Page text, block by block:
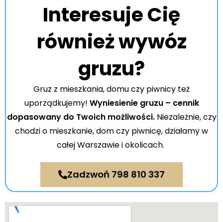
Interesuje Cię
również wywóz
gruzu?
Gruz z mieszkania, domu czy piwnicy też
uporządkujemy! Wyniesienie gruzu – cennik
dopasowany do Twoich możliwości.Niezależnie, czy
chodzi o mieszkanie, dom czy piwnicę, działamy w
całej Warszawie i okolicach.
Zadzwoń 798 810 337